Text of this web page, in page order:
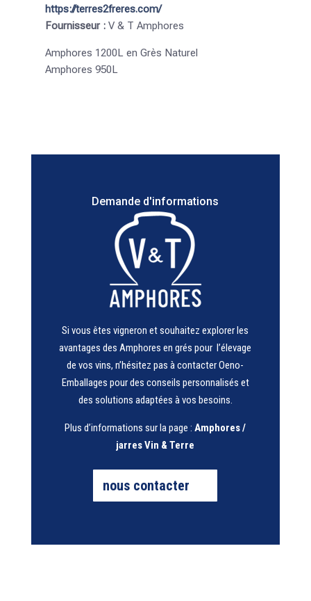
https://terres2freres.com/
Fournisseur : V & T Amphores
Amphores 1200L en Grès Naturel
Amphores 950L
Demande d'informations
Si vous êtes vigneron et souhaitez explorer les
avantages des Amphores en grés pour l’élevage
de vos vins, n’hésitez pas à contacter Oeno-
Emballages pour des conseils personnalisés et
des solutions adaptées à vos besoins.
Plus d’informations sur la page :Amphores /
jarres Vin & Terre
nous contacter